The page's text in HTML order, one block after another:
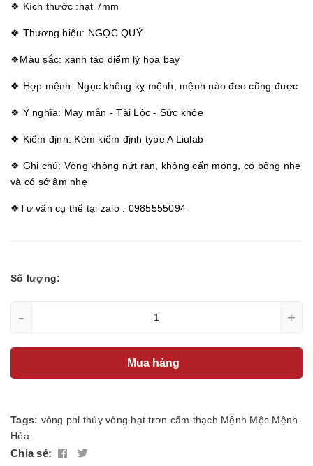
❖ Kích thước :hạt 7mm
❖ Thương hiệu: NGỌC QUÝ
❖Màu sắc: xanh táo điểm lý hoa bay
❖ Hợp mệnh: Ngọc không kỵ mệnh, mệnh nào đeo cũng được
❖ Ý nghĩa: May mắn - Tài Lộc - Sức khỏe
❖ Kiểm định: Kèm kiểm định type A Liulab
❖ Ghi chú: Vòng không nứt rạn, không cấn móng, có bông nhẹ
và có sớ âm nhẹ
❖Tư vấn cụ thể tại zalo : 0985555094
Số lượng:
- +
Mua hàng
Tags: vòng phỉ thúy vòng hạt trơn cẩm thạch Mệnh Mộc Mệnh
Hỏa
Chia sẻ: